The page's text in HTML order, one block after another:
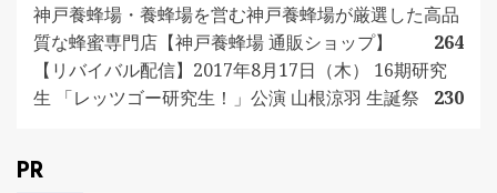
神戸養蜂場・養蜂場を営む神戸養蜂場が厳選した高品
質な蜂蜜専門店【神戸養蜂場 通販ショップ】
264
【リバイバル配信】2017年8月17日（木） 16期研究
生 「レッツゴー研究生！」公演 山根涼羽 生誕祭
230
PR